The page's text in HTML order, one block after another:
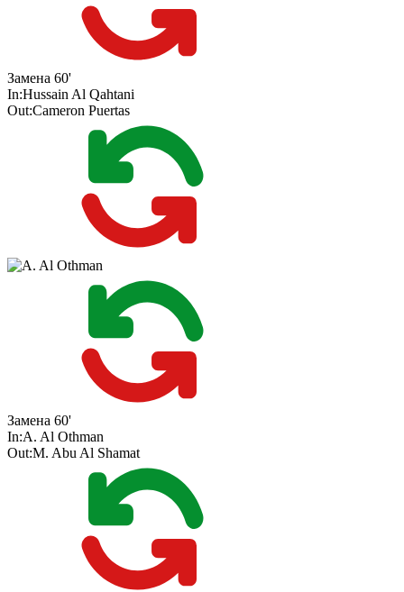
Замена 60'
In:Hussain Al Qahtani
Out:Cameron Puertas
Замена 60'
In:A. Al Othman
Out:M. Abu Al Shamat